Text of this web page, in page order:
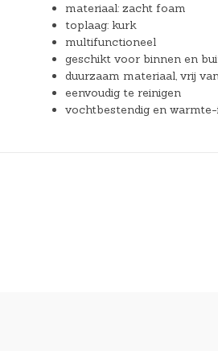
materiaal: zacht foam
toplaag: kurk
multifunctioneel
geschikt voor binnen en
duurzaam materiaal, vrij
eenvoudig te reinigen
vochtbestendig en